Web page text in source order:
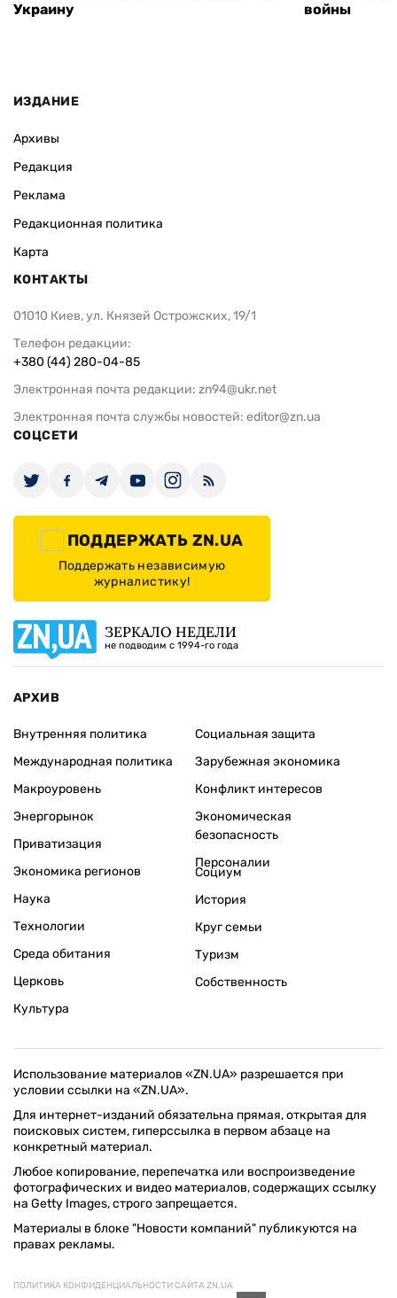
Украину
войны
ИЗДАНИЕ
Архивы
Редакция
Реклама
Редакционная политика
Карта
КОНТАКТЫ
01010 Киев, ул. Князей Острожских, 19/1
Телефон редакции:
+380 (44) 280-04-85
Электронная почта редакции: zn94@ukr.net
Электронная почта службы новостей: editor@zn.ua
СОЦСЕТИ
ПОДДЕРЖАТЬ ZN.UA
Поддержать независимую
журналистику!
ЗЕРКАЛО НЕДЕЛИ
не подводим с 1994-го года
АРХИВ
Внутренняя политика
Международная политика
Макроуровень
Энергорынок
Приватизация
Экономика регионов
Социальная защита
Зарубежная экономика
Конфликт интересов
Экономическая
безопасность
Персоналии
Наука
Технологии
Среда обитания
Церковь
Культура
Социум
История
Круг семьи
Туризм
Собственность
Использование материалов «ZN.UA» разрешается при
условии ссылки на «ZN.UA».
Для интернет-изданий обязательна прямая, открытая для
поисковых систем, гиперссылка в первом абзаце на
конкретный материал.
Любое копирование, перепечатка или воспроизведение
фотографических и видео материалов, содержащих ссылку
на Getty Images, строго запрещается.
Материалы в блоке "Новости компаний" публикуются на
правах рекламы.
ПОЛИТИКА КОНФИДЕНЦИАЛЬНОСТИ САЙТА ZN.UA